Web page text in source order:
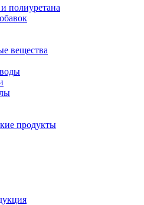
полиуретана
вещества
продукты